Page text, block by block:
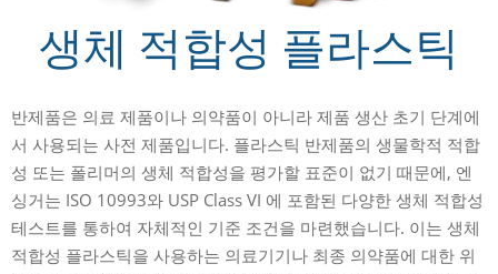
생체 적합성 플라스틱
반제품은 의료 제품이나 의약품이 아니라 제품 생산 초기 단계에
서 사용되는 사전 제품입니다. 플라스틱 반제품의 생물학적 적합
성 또는 폴리머의 생체 적합성을 평가할 표준이 없기 때문에, 엔
싱거는 ISO 10993와 USP Class VI 에 포함된 다양한 생체 적합성
테스트를 통하여 자체적인 기준 조건을 마련했습니다. 이는 생체
적합성 플라스틱을 사용하는 의료기기나 최종 의약품에 대한 위